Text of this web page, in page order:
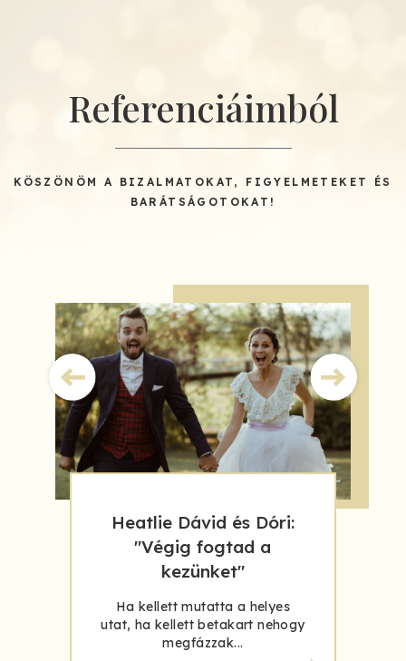
Referenciáimból
KÖSZÖNÖM A BIZALMATOKAT, FIGYELMETEKET ÉS
BARÁTSÁGOTOKAT!
Heatlie Dávid és Dóri:
"Végig fogtad a
kezünket"
Ha kellett mutatta a helyes
utat, ha kellett betakart nehogy
megfázzak...